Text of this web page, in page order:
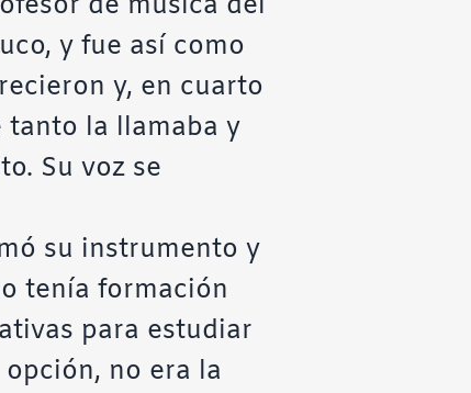
y fue así como
y, en cuarto
tanto la llamaba y
Su voz se
su instrumento y
tenía formación
para estudiar
no era la